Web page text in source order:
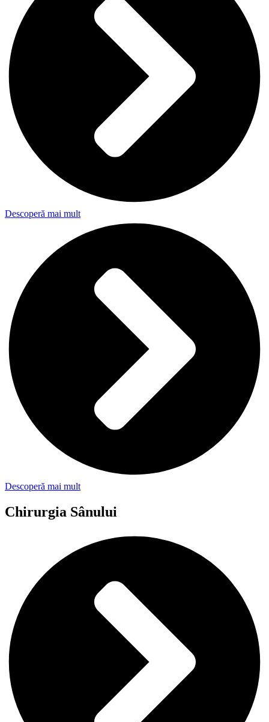
Descoperă mai mult
Descoperă mai mult
Chirurgia Sânului